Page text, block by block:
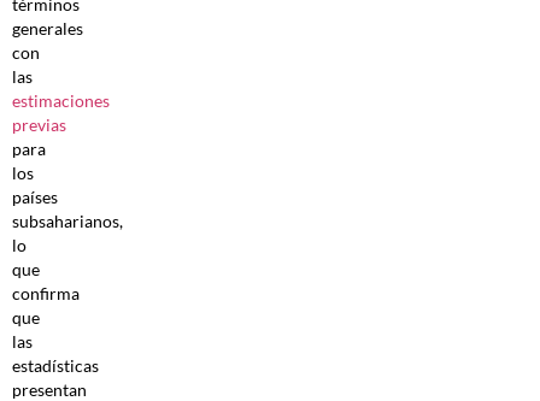
generales
con
las
estimaciones
previas
para
los
países
subsaharianos,
lo
que
confirma
que
las
estadísticas
presentan